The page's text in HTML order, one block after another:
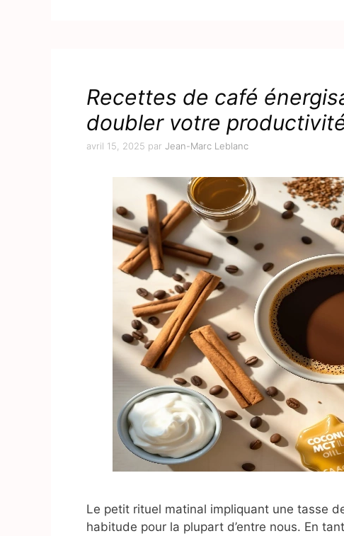
Recettes de café
doubler votre
avril 15, 2025 par Jean-Marc Leblanc
Le petit rituel matinal impliquant une tasse
habitude pour la plupart d’entre nous. En